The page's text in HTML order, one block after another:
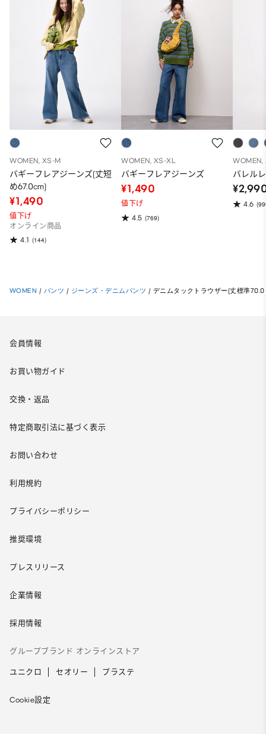
WOMEN, XS-M
バギーフレアジーンズ(丈短
め67.0cm)
¥1,490
値下げ
オンライン商品
4.1 (144)
WOMEN, XS-XL
バギーフレアジーンズ
¥1,490
値下げ
4.5 (769)
WOMEN,
バレル
4.6
WOMEN / パンツ / ジーンズ・デニムパンツ / デニムタックトラウザー(丈標準
会員情報
お買い物ガイド
交換・返品
特定商取引法に基づく表示
お問い合わせ
利用規約
プライバシーポリシー
推奨環境
プレスリリース
企業情報
採用情報
グループブランド オンラインストア
ユニクロ セオリー プラステ
Cookie設定